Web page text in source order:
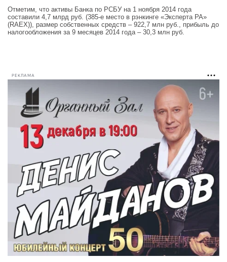
Отметим, что активы Банка по РСБУ на 1 ноября 2014 года
составили 4,7 млрд руб. (385-е место в рэнкинге «Эксперта РА»
(RAEX)), размер собственных средств – 922,7 млн руб., прибыль до
налогообложения за 9 месяцев 2014 года – 30,3 млн руб.
РЕКЛАМА